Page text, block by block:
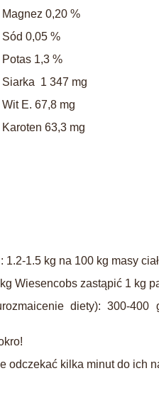
Magnez 0,20 %
Sód 0,05 %
Potas 1,3 %
Siarka 1 347 mg
Wit E. 67,8 mg
Karoten 63,3 mg
1.5 kg na 100 kg masy
Wiesencobs zastąpić 1 kg
diety): 300-400
odczekać kilka minut do ich